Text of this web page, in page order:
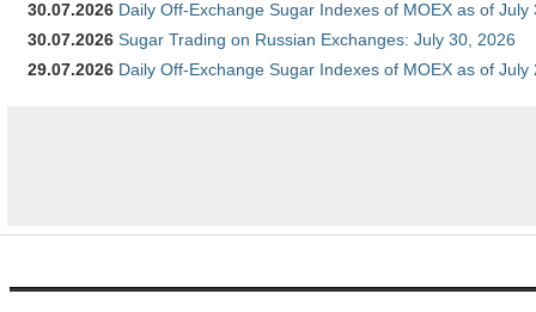
30.07.2026 Daily Off-Exchange Sugar Indexes of MOEX as of July
30.07.2026 Sugar Trading on Russian Exchanges: July 30, 2026
29.07.2026 Daily Off-Exchange Sugar Indexes of MOEX as of July